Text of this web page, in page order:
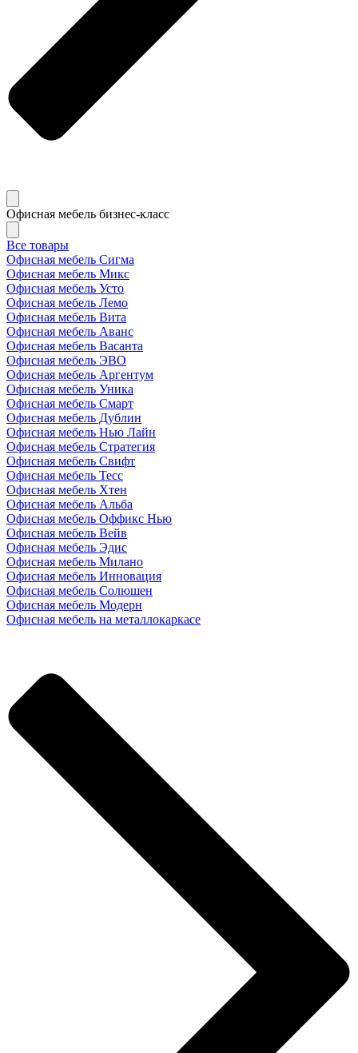
Офисная мебель бизнес-класс
Все товары
Офисная мебель Сигма
Офисная мебель Микс
Офисная мебель Усто
Офисная мебель Лемо
Офисная мебель Вита
Офисная мебель Аванс
Офисная мебель Васанта
Офисная мебель ЭВО
Офисная мебель Аргентум
Офисная мебель Уника
Офисная мебель Смарт
Офисная мебель Дублин
Офисная мебель Нью Лайн
Офисная мебель Стратегия
Офисная мебель Свифт
Офисная мебель Тесс
Офисная мебель Хтен
Офисная мебель Альба
Офисная мебель Оффикс Нью
Офисная мебель Вейв
Офисная мебель Эдис
Офисная мебель Милано
Офисная мебель Инновация
Офисная мебель Солюшен
Офисная мебель Модерн
Офисная мебель на металлокаркасе